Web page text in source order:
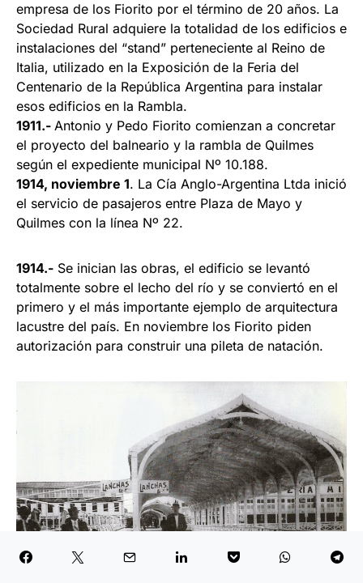
empresa de los Fiorito por el término de 20 años. La
Sociedad Rural adquiere la totalidad de los edificios e
instalaciones del “stand” perteneciente al Reino de
Italia, utilizado en la Exposición de la Feria del
Centenario de la República Argentina para instalar
esos edificios en la Rambla.
1911.- Antonio y Pedo Fiorito comienzan a concretar
el proyecto del balneario y la rambla de Quilmes
según el expediente municipal Nº 10.188.
1914, noviembre 1. La Cía Anglo-Argentina Ltda inició
el servicio de pasajeros entre Plaza de Mayo y
Quilmes con la línea Nº 22.
1914.- Se inician las obras, el edificio se levantó
totalmente sobre el lecho del río y se conviertó en el
primero y el más importante ejemplo de arquitectura
lacustre del país. En noviembre los Fiorito piden
autorización para construir una pileta de natación.